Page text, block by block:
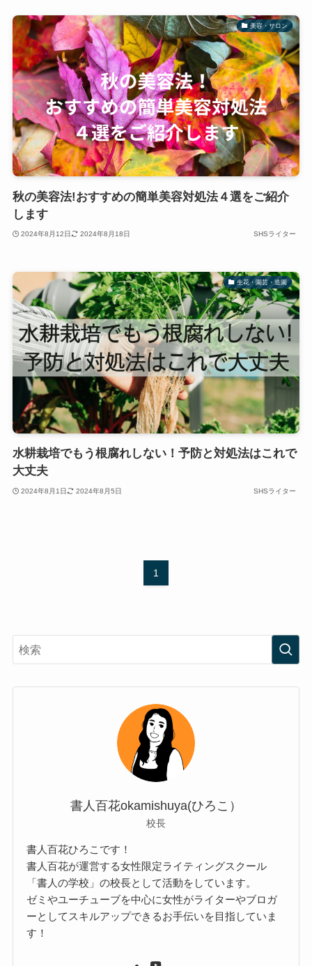
美容・サロン
秋の美容法!おすすめの簡単美容対処法４選をご紹介
します
2024年8月12日 2024年8月18日 SHSライター
生花・園芸・造園
水耕栽培でもう根腐れしない！予防と対処法はこれで
大丈夫
2024年8月1日 2024年8月5日 SHSライター
1
書人百花okamishuya(ひろこ）
校長
書人百花ひろこです！
書人百花が運営する女性限定ライティングスクール
「書人の学校」の校長として活動をしています。
ゼミやユーチューブを中心に女性がライターやブロガ
ーとしてスキルアップできるお手伝いを目指していま
す！